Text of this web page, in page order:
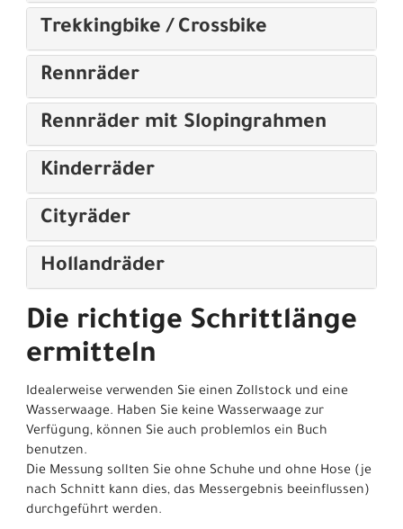
Trekkingbike / Crossbike
Rennräder
Rennräder mit Slopingrahmen
Kinderräder
Cityräder
Hollandräder
Die richtige Schrittlänge
ermitteln
Idealerweise verwenden Sie einen Zollstock und eine
Wasserwaage. Haben Sie keine Wasserwaage zur
Verfügung, können Sie auch problemlos ein Buch
benutzen.
Die Messung sollten Sie ohne Schuhe und ohne Hose (je
nach Schnitt kann dies, das Messergebnis beeinflussen)
durchgeführt werden.